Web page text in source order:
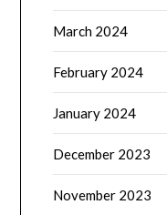
March 2024
February 2024
January 2024
December 2023
November 2023